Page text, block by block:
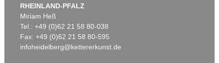
RHEINLAND-PFALZ
Miriam Heß
Tel.: +49 (0)62 21 58 80-038
Fax: +49 (0)62 21 58 80-595
infoheidelberg@kettererkunst.de